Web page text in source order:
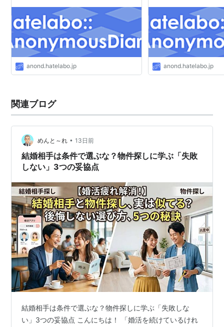
anond.hatelabo.jp anond.hatelabo.jp
関連ブログ
めんと～れ • 13日前
結婚相手は条件で選ぶな？物件探しに学ぶ「失敗
しない」3つの妥協点
結婚相手は条件で選ぶな？物件探しに学ぶ「失敗しな
い」3つの妥協点 こんにちは！ 「婚活を続けているけれ